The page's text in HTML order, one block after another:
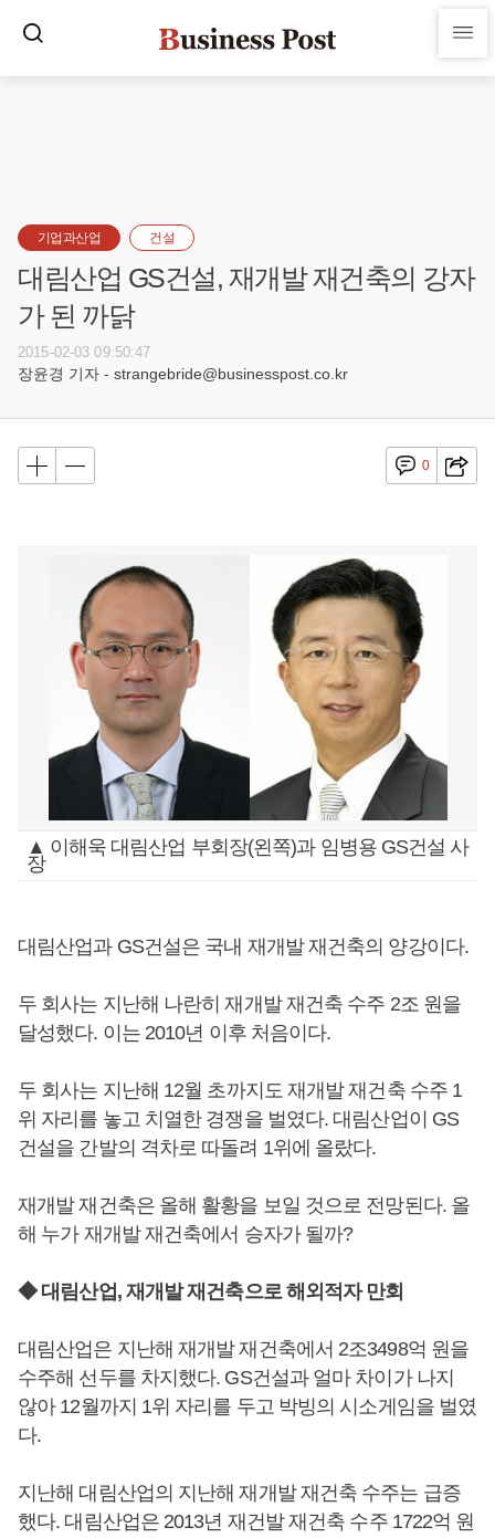
기업과산업 건설
대림산업 GS건설, 재개발 재건축의 강자
가 된 까닭
2015-02-03 09:50:47
장윤경 기자 - strangebride@businesspost.co.kr
0
▲ 이해욱 대림산업 부회장(왼쪽)과 임병용 GS건설 사
장
대림산업과 GS건설은 국내 재개발 재건축의 양강이다.
두 회사는 지난해 나란히 재개발 재건축 수주 2조 원을
달성했다. 이는 2010년 이후 처음이다.
두 회사는 지난해 12월 초까지도 재개발 재건축 수주 1
위 자리를 놓고 치열한 경쟁을 벌였다. 대림산업이 GS
건설을 간발의 격차로 따돌려 1위에 올랐다.
재개발 재건축은 올해 활황을 보일 것으로 전망된다. 올
해 누가 재개발 재건축에서 승자가 될까?
◆ 대림산업, 재개발 재건축으로 해외적자 만회
대림산업은 지난해 재개발 재건축에서 2조3498억 원을
수주해 선두를 차지했다. GS건설과 얼마 차이가 나지
않아 12월까지 1위 자리를 두고 박빙의 시소게임을 벌였
다.
지난해 대림산업의 지난해 재개발 재건축 수주는 급증
했다. 대림산업은 2013년 재건발 재건축 수주 1722억 원